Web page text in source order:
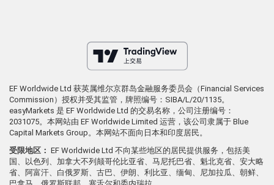
EF Worldwide Ltd 获英属维尔京群岛金融服务委员会（Financial Services
Commission）授权并受其监管，牌照编号：SIBA/L/20/1135。
easyMarkets 是 EF Worldwide Ltd 的交易名称，公司注册编号：
2031075。本网站由 EF Worldwide Limited 运营，该公司隶属于 Blue
Capital Markets Group。本网站不面向日本和印度居民。
受限地区： EF Worldwide Ltd 不向某些地区的居民提供服务，包括美
国、以色列、加拿大不列颠哥伦比亚省、马尼托巴省、魁北克省、安大略
省、阿富汗、白俄罗斯、古巴、伊朗、利比亚、缅甸、尼加拉瓜、朝鲜、